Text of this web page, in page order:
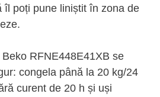
îl poți pune liniștit în zona de
RFNE448E41XB se
congela până la 20 kg/24
curent de 20 h și uși